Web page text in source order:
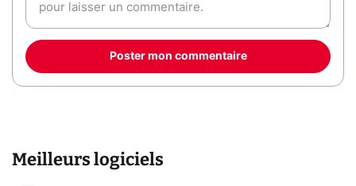
Poster mon commentaire
Meilleurs logiciels